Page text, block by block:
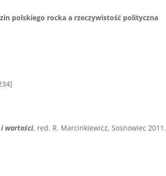
polskiego rocka a rzeczywistość polityczna
i wartości, red. R. Marcinkiewicz, Sosnowiec 2011.